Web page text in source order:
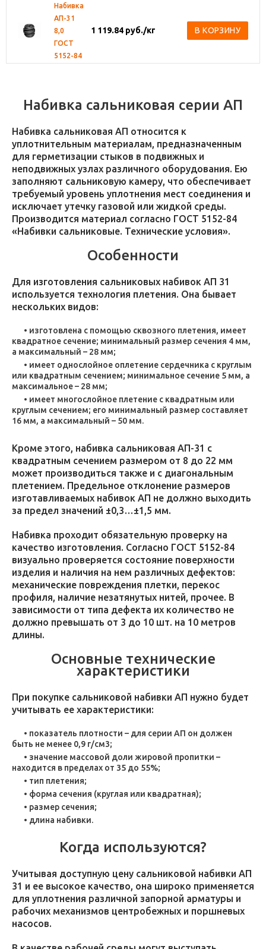
Набивка
АП-31
8,0
ГОСТ
5152-84
1 119.84 руб./кг В КОРЗИНУ
Набивка сальниковая серии АП
Набивка сальниковая АП относится к
уплотнительным материалам, предназначенным
для герметизации стыков в подвижных и
неподвижных узлах различного оборудования. Ею
заполняют сальниковую камеру, что обеспечивает
требуемый уровень уплотнения мест соединения и
исключает утечку газовой или жидкой среды.
Производится материал согласно ГОСТ 5152-84
«Набивки сальниковые. Технические условия».
Особенности
Для изготовления сальниковых набивок АП 31
используется технология плетения. Она бывает
нескольких видов:
изготовлена с помощью сквозного плетения, имеет
квадратное сечение; минимальный размер сечения 4 мм,
а максимальный – 28 мм;
имеет однослойное оплетение сердечника с круглым
или квадратным сечением; минимальное сечение 5 мм, а
максимальное – 28 мм;
имеет многослойное плетение с квадратным или
круглым сечением; его минимальный размер составляет
16 мм, а максимальный – 50 мм.
Кроме этого, набивка сальниковая АП-31 с
квадратным сечением размером от 8 до 22 мм
может производиться также и с диагональным
плетением. Предельное отклонение размеров
изготавливаемых набивок АП не должно выходить
за предел значений ±0,3…±1,5 мм.
Набивка проходит обязательную проверку на
качество изготовления. Согласно ГОСТ 5152-84
визуально проверяется состояние поверхности
изделия и наличия на нем различных дефектов:
механические повреждения плетки, перекос
профиля, наличие незатянутых нитей, прочее. В
зависимости от типа дефекта их количество не
должно превышать от 3 до 10 шт. на 10 метров
длины.
Основные технические
характеристики
При покупке сальниковой набивки АП нужно будет
учитывать ее характеристики:
показатель плотности – для серии АП он должен
быть не менее 0,9 г/см3;
значение массовой доли жировой пропитки –
находится в пределах от 35 до 55%;
тип плетения;
форма сечения (круглая или квадратная);
размер сечения;
длина набивки.
Когда используются?
Учитывая доступную цену сальниковой набивки АП
31 и ее высокое качество, она широко применяется
для уплотнения различной запорной арматуры и
рабочих механизмов центробежных и поршневых
насосов.